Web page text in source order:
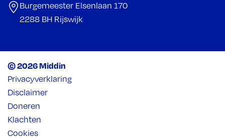
Burgemeester Elsenlaan 170
2288 BH Rijswijk
© 2026 Middin
Privacyverklaring
Disclaimer
Doneren
Klachten
Cookies